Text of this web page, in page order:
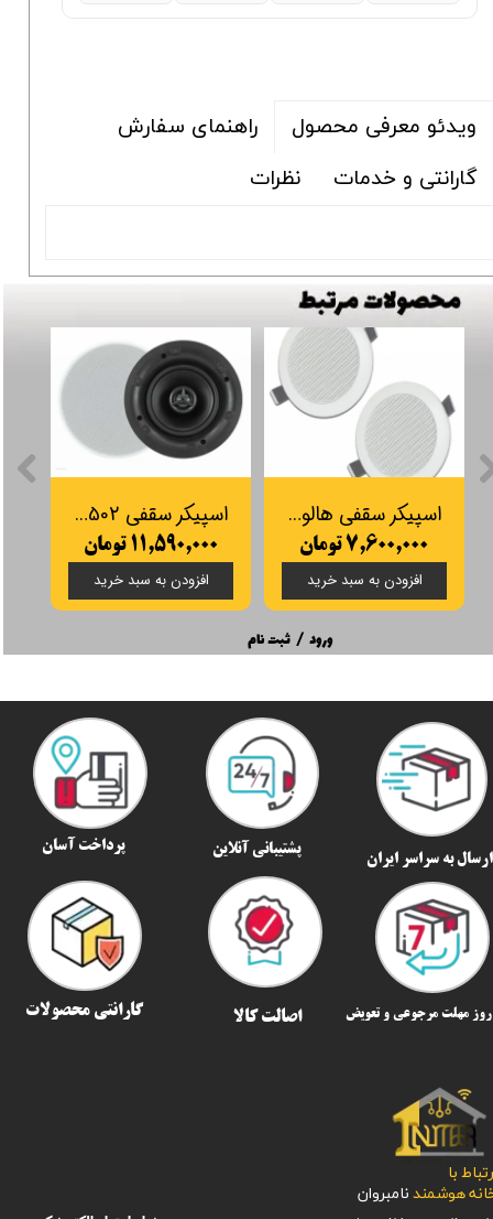
ویدئو معرفی محصول
راهنمای سفارش
گارانتی و خدمات
نظرات
اسپیکر سقفی SP502
۱۱,۵۹۰,۰۰۰ تومان
افزودن به سبد خرید
اسپیکر سقفی هالوژنی SOS مدل SP301 (جفت)
۷,۶۰۰,۰۰۰ تومان
افزودن به سبد خرید
ورود / ثبت نام
با
هوشمند نامبروان
ارسال به سراسر ایران​​​​​​​
پشتیبانی آنلاین پرداخت آسان
اصالت کالا گارانتی محصولات